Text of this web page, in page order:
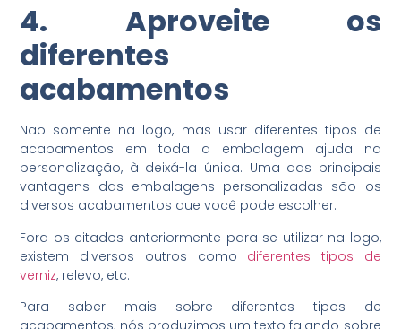
4. Aproveite os
diferentes
acabamentos
Não somente na logo, mas usar diferentes tipos de
acabamentos em toda a embalagem ajuda na
personalização, à deixá-la única. Uma das principais
vantagens das embalagens personalizadas são os
diversos acabamentos que você pode escolher.
Fora os citados anteriormente para se utilizar na logo,
existem diversos outros como diferentes tipos de
verniz, relevo, etc.
Para saber mais sobre diferentes tipos de
acabamentos, nós produzimos um texto falando sobre